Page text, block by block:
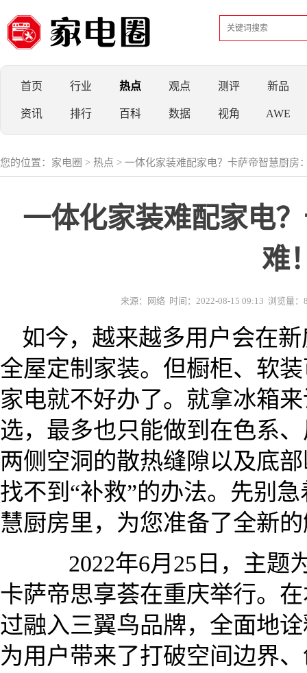
首页 行业 热点 观点 测评 新品
资讯 排行 百科 数据 视角 AWE
您的位置： 家电圈 > 热点 > 一体化家装难配家电？卡萨帝智慧厨房
一体化家装难配家电
难
来源：网络 时间：2022-08-15 09:13 浏览量：
如今，越来越多用户会在
全屋定制家装。但橱柜、软
家电就不好办了。就拿冰箱
选，最多也只能做到在色系
两侧空洞的散热缝隙以及底
找不到“补救”的办法。先别
慧厨房里，为您准备了全新
2022年6月25日，主题为
卡萨帝思享荟在重庆举行。
过融入三翼鸟品牌，全面地
为用户带来了打破空间边界